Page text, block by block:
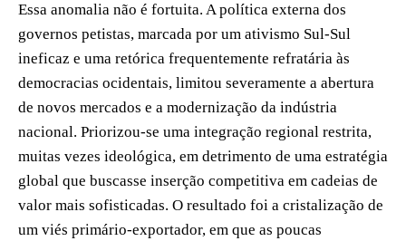
Essa anomalia não é fortuita. A política externa dos
governos petistas, marcada por um ativismo Sul-Sul
ineficaz e uma retórica frequentemente refratária às
democracias ocidentais, limitou severamente a abertura
de novos mercados e a modernização da indústria
nacional. Priorizou-se uma integração regional restrita,
muitas vezes ideológica, em detrimento de uma estratégia
global que buscasse inserção competitiva em cadeias de
valor mais sofisticadas. O resultado foi a cristalização de
um viés primário-exportador, em que as poucas